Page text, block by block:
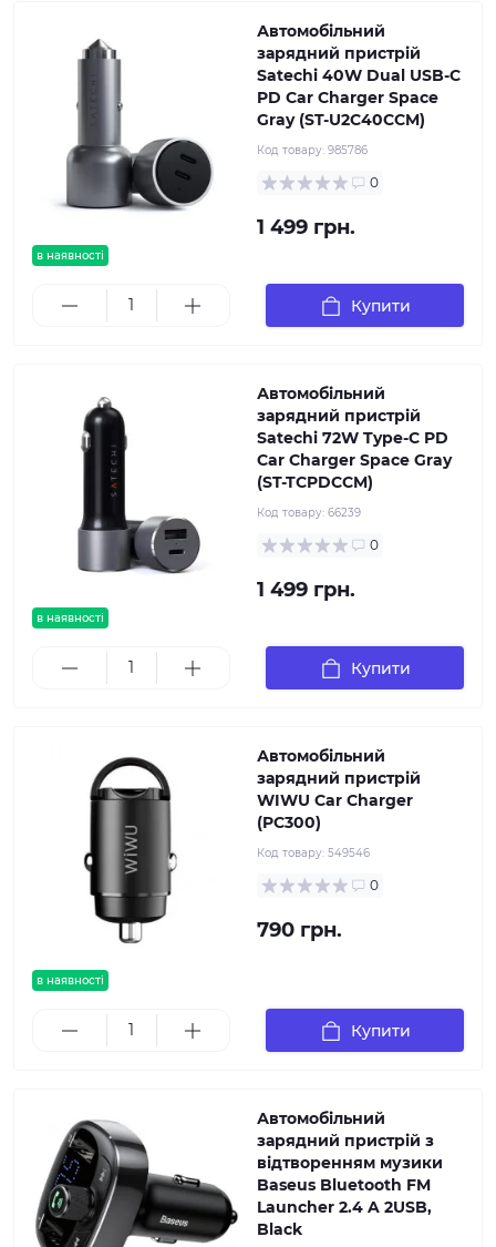
в наявності
Автомобільний
зарядний пристрій
Satechi 40W Dual USB-C
PD Car Charger Space
Gray (ST-U2C40CCM)
Код товару: 985786
0
1 499 грн.
Купити
в наявності
Автомобільний
зарядний пристрій
Satechi 72W Type-C PD
Car Charger Space Gray
(ST-TCPDCCM)
Код товару: 66239
0
1 499 грн.
Купити
в наявності
Автомобільний
зарядний пристрій
WIWU Car Charger
(PC300)
Код товару: 549546
0
790 грн.
Купити
Автомобільний
зарядний пристрій з
відтворенням музики
Baseus Bluetooth FM
Launcher 2.4 A 2USB,
Black